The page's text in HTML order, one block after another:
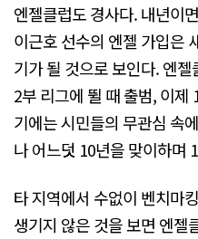
엔젤클럽도 경사다. 내년이
이근호 선수의 엔젤 가입은
기가 될 것으로 보인다. 엔
2부 리그에 뛸 때 출범, 이
기에는 시민들의 무관심 속
나 어느덧 10년을 맞이하며
타 지역에서 수없이 벤치마
생기지 않은 것을 보면 엔젤